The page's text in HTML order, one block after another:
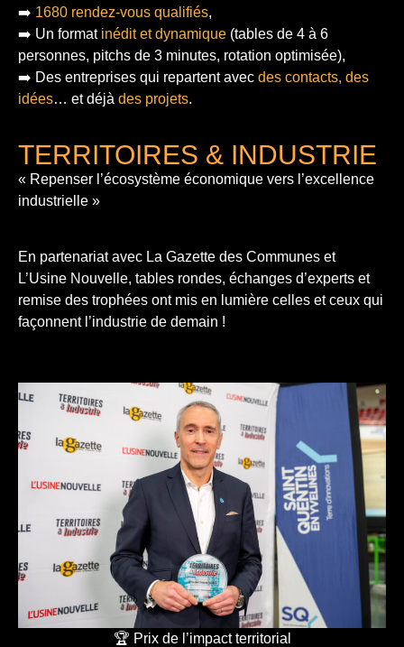
➡️ 1680 rendez-vous qualifiés,
➡️ Un format inédit et dynamique (tables de 4 à 6
personnes, pitchs de 3 minutes, rotation optimisée),
➡️ Des entreprises qui repartent avec des contacts, des
idées… et déjà des projets.
TERRITOIRES & INDUSTRIE
« Repenser l’écosystème économique vers l’excellence
industrielle »
En partenariat avec La Gazette des Communes et
L’Usine Nouvelle, tables rondes, échanges d’experts et
remise des trophées ont mis en lumière celles et ceux qui
façonnent l’industrie de demain !
🏆 Prix de l’impact territorial